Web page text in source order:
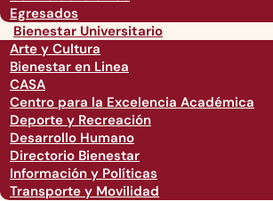
Egresados
Bienestar Universitario
Arte y Cultura
Bienestar en Linea
CASA
Centro para la Excelencia Académica
Deporte y Recreación
Desarrollo Humano
Directorio Bienestar
Información y Políticas
Transporte y Movilidad